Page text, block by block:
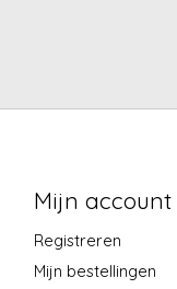
Mijn account
Registreren
Mijn bestellingen